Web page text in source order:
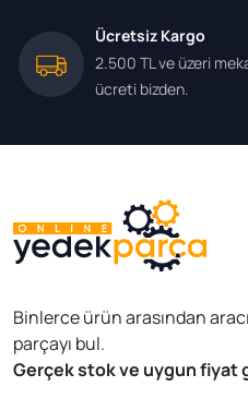
Ücretsiz Kargo
2.500 TL ve üzeri
ücreti bizden.
Binlerce ürün arasından
parçayı bul.
Gerçek stok ve uygun fiyat